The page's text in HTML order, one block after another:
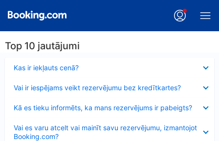
Top 10 jautājumi
Kas ir iekļauts cenā?
Vai ir iespējams veikt rezervējumu bez kredītkartes?
Kā es tieku informēts, ka mans rezervējums ir pabeigts?
Vai es varu atcelt vai mainīt savu rezervējumu, izmantojot
Booking.com?